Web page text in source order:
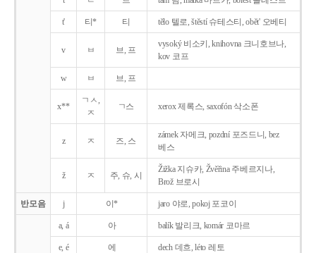
t' 티* 티 tělo 텔로, štěstí 슈테스티, obět' 오베티
v ㅂ 브, 프
vysoký 비소키, knihovna 크니호브나,
kov 코프
w ㅂ 브, 프
x**
ㄱㅅ,
ㅈ
ㄱ스 xerox 제록스, saxofón 삭소폰
z ㅈ 즈, 스
zámek 자메크, pozdní 포즈드니, bez
베스
ž ㅈ 주, 슈, 시
Žižka 지슈카, Žvěřina 주베르지나,
Brož 브로시
반모음 j 이* jaro 야로, pokoj 포코이
a, á 아 balík 발리크, komár 코마르
e, é 에 dech 데흐, léto 레토